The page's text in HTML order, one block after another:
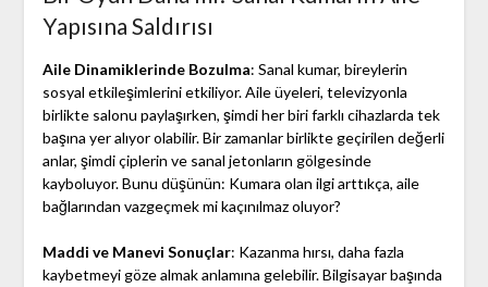
Yapısına Saldırısı
Aile Dinamiklerinde Bozulma: Sanal kumar, bireylerin
sosyal etkileşimlerini etkiliyor. Aile üyeleri, televizyonla
birlikte salonu paylaşırken, şimdi her biri farklı cihazlarda tek
başına yer alıyor olabilir. Bir zamanlar birlikte geçirilen değerli
anlar, şimdi çiplerin ve sanal jetonların gölgesinde
kayboluyor. Bunu düşünün: Kumara olan ilgi arttıkça, aile
bağlarından vazgeçmek mi kaçınılmaz oluyor?
Maddi ve Manevi Sonuçlar: Kazanma hırsı, daha fazla
kaybetmeyi göze almak anlamına gelebilir. Bilgisayar başında